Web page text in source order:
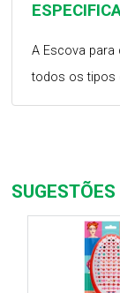
A Escova para
todos os tipos